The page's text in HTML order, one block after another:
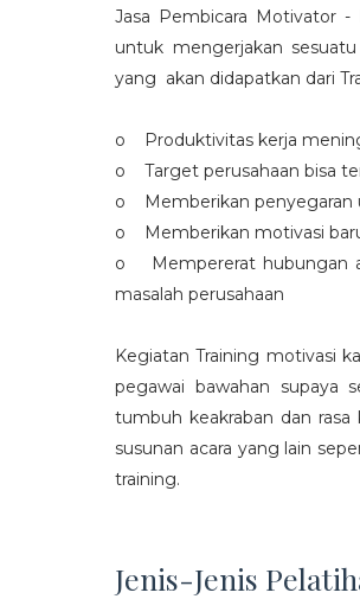
Jasa Pembicara Motivator
untuk mengerjakan
yang akan didapatkan dari
o Produktivitas kerja
o Target perusahaan bisa
o Memberikan penyegaran
o Memberikan motivasi
o Mempererat hubungan
masalah perusahaan
Kegiatan Training motivasi
pegawai bawahan supaya
tumbuh keakraban dan
susunan acara yang lain
training.
Jenis-Jenis